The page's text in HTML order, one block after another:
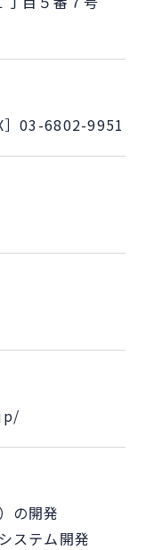
03-6802-9951
の開発
ステム開発